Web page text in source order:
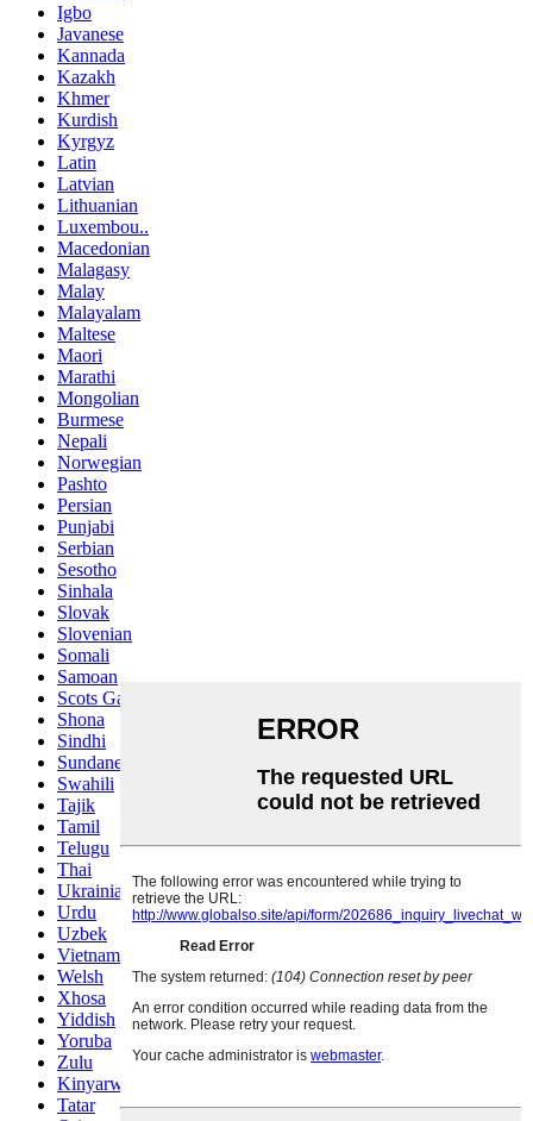
Igbo
Javanese
Kannada
Kazakh
Khmer
Kurdish
Kyrgyz
Latin
Latvian
Lithuanian
Luxembou..
Macedonian
Malagasy
Malay
Malayalam
Maltese
Maori
Marathi
Mongolian
Burmese
Nepali
Norwegian
Pashto
Persian
Punjabi
Serbian
Sesotho
Sinhala
Slovak
Slovenian
Somali
Samoan
Scots Gaelic
Shona
Sindhi
Sundanese
Swahili
Tajik
Tamil
Telugu
Thai
Ukrainian
Urdu
Uzbek
Vietnamese
Welsh
Xhosa
Yiddish
Yoruba
Zulu
Kinyarwanda
Tatar